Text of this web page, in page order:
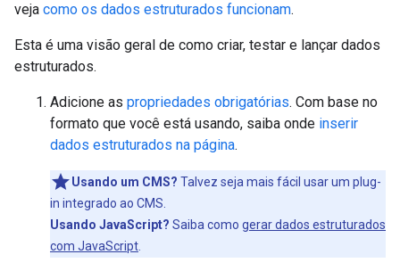
veja como os dados estruturados funcionam.
Esta é uma visão geral de como criar, testar e lançar dados
estruturados.
Adicione as propriedades obrigatórias. Com base no
formato que você está usando, saiba onde inserir
dados estruturados na página.
Usando um CMS? Talvez seja mais fácil usar um plug-
in integrado ao CMS.
Usando JavaScript? Saiba como gerar dados estruturados
com JavaScript